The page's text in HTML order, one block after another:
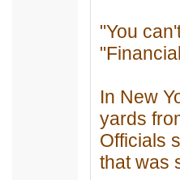
"You
In New
yards
Officials
that was